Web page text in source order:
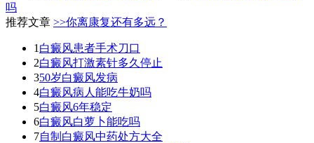
吗
推荐文章 >>你离康复还有多远？
1 白癜风患者手术刀口
2白癜风打激素针多久停止
350岁白癜风发病
4白癜风病人能吃牛奶吗
5白癜风6年稳定
6白癜风白萝卜能吃吗
7自制白癜风中药处方大全